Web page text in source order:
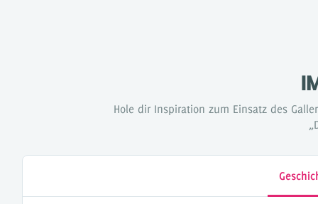
Hole dir Inspiration zum Einsatz des